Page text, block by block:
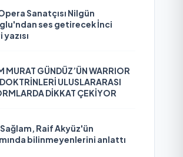
Sanatçısı Nilgün
ses getirecek İnci
MURAT GÜNDÜZ’ÜN WARRIOR
ULUSLARARASI
DİKKAT ÇEKİYOR
Raif Akyüz'ün
bilinmeyenlerini anlattı